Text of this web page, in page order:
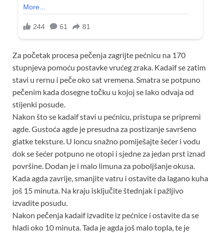
Za početak procesa pečenja zagrijte pećnicu na 170
stupnjeva pomoću postavke vrućeg zraka. Kadaif se zatim
stavi u rernu i peče oko sat vremena. Smatra se potpuno
pečenim kada dosegne točku u kojoj se lako odvaja od
stijenki posude.
Nakon što se kadaif stavi u pećnicu, pristupa se pripremi
agde. Gustoća agde je presudna za postizanje savršeno
glatke teksture. U loncu snažno pomiješajte šećer i vodu
dok se šećer potpuno ne otopi i sjedne za jedan prst iznad
površine. Dodan je i malo limuna za poboljšanje okusa.
Kada agda zavrije, smanjite vatru i ostavite da lagano kuha
još 15 minuta. Na kraju isključite štednjak i pažljivo
izvadite posudu.
Nakon pečenja kadaif izvadite iz pećnice i ostavite da se
hladi oko 10 minuta. Tada je agda još malo topla, te je